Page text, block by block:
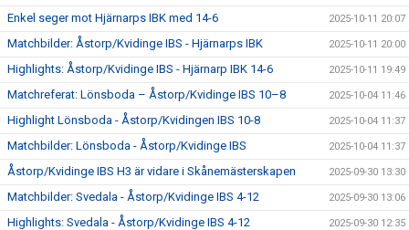
Enkel seger mot Hjärnarps IBK med 14-6 2025-10-11 20:07
Matchbilder: Åstorp/Kvidinge IBS - Hjärnarps IBK 2025-10-11 20:00
Highlights: Åstorp/Kvidinge IBS - Hjärnarp IBK 14-6 2025-10-11 19:49
Matchreferat: Lönsboda – Åstorp/Kvidinge IBS 10–8 2025-10-04 11:46
Highlight Lönsboda - Åstorp/Kvidingen IBS 10-8 2025-10-04 11:37
Matchbilder: Lönsboda - Åstorp/Kvidinge IBS 2025-10-04 11:37
Åstorp/Kvidinge IBS H3 är vidare i Skånemästerskapen 2025-09-30 13:30
Matchbilder: Svedala - Åstorp/Kvidinge IBS 4-12 2025-09-30 13:06
Highlights: Svedala - Åstorp/Kvidinge IBS 4-12 2025-09-30 12:35